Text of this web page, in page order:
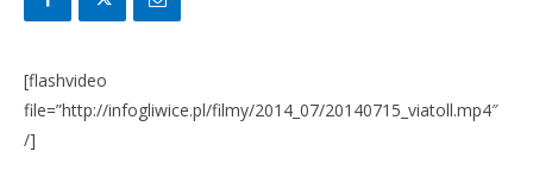
[flashvideo
file=”http://infogliwice.pl/filmy/2014_07/20140715_viatoll.mp4″
/]